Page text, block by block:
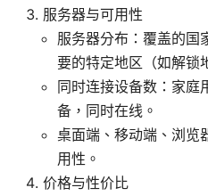
服务器与可用性
服务器分布：覆盖的国
要的特定地区（如解锁
同时连接设备数：家庭
备，同时在线。
桌面端、移动端、浏览
用性。
价格与性价比